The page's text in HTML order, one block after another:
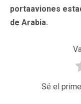
portaaviones
de Arabia.
Sé el